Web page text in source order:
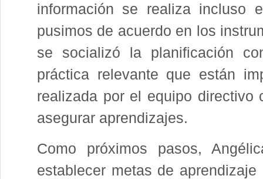
información se realiza incluso
pusimos de acuerdo en los
se socializó la planificación
práctica relevante que están
realizada por el equipo
asegurar aprendizajes.
Como próximos pasos,
establecer metas de